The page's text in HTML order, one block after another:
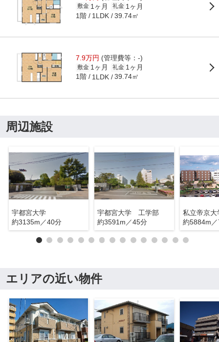
敷金 1ヶ月 礼金 1ヶ月
1階 1LDK 39.74㎡
7.9万円 (管理費等：-)
敷金 1ヶ月 礼金 1ヶ月
1階 1LDK 39.74㎡
周辺施設
宇都宮大学
約3135m／40分
宇都宮大学 工学部
約3591m／45分
約5884m
エリアの近い物件